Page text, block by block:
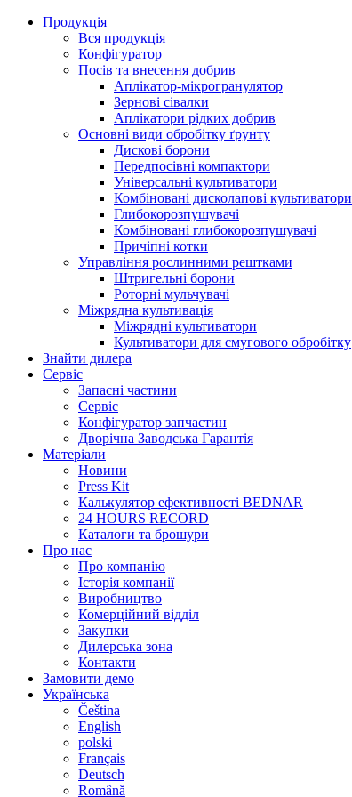
Продукція
Вся продукція
Конфігуратор
Посів та внесення добрив
Аплікатор-мікрогранулятор
Зернові сівалки
Аплікатори рідких добрив
Oсновні види обробітку ґрунту
Дискові борони
Передпосівні компактори
Універсальні культиватори
Комбіновані дисколапові культиватори
Глибокорозпушувачі
Комбіновані глибокорозпушувачі
Причіпні котки
Управління рослинними рештками
Штригельні борони
Pоторні мульчувачі
Міжрядна культивація
Міжрядні культиватори
Культиватори для смугового обробітку
Знайти дилера
Сервіс
Запасні частини
Сервіс
Конфігуратор запчастин
Дворічна Заводська Гарантія
Матеріали
Новини
Press Kit
Калькулятор ефективності BEDNAR
24 HOURS RECORD
Каталоги та брошури
Про нас
Про компанію
Історія компанії
Виробництво
Комерційний відділ
Закупки
Дилерська зона
Контакти
Замовити демо
Українська
Čeština
English
polski
Français
Deutsch
Română